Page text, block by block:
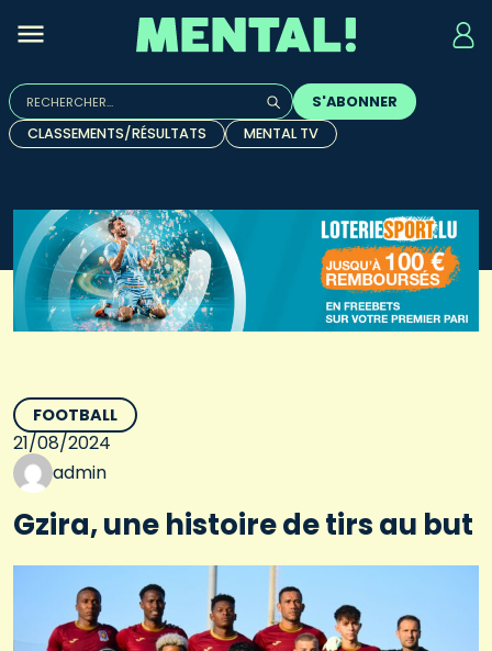
Rechercher :
Quand les résultats de l'auto-complétion sont
S'ABONNER
CLASSEMENTS/RÉSULTATS
MENTAL TV
FOOTBALL
21/08/2024
admin
Gzira, une histoire de tirs au but